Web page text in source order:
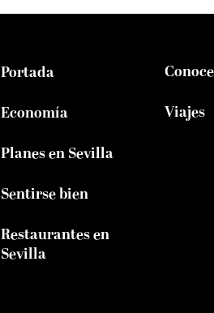
Portada
Economía
Planes en Sevilla
Sentirse bien
Restaurantes en
Sevilla
Viajes